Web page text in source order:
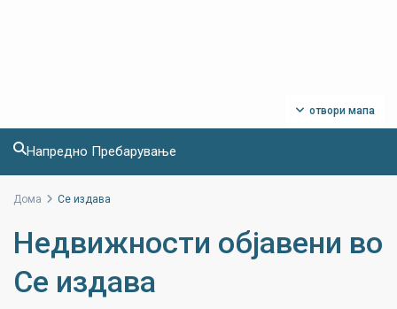
отвори мапа
Напредно Пребарување
Дома Се издава
Недвижности објавени во
Се издава